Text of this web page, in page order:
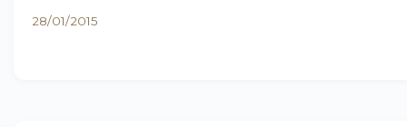
28/01/2015